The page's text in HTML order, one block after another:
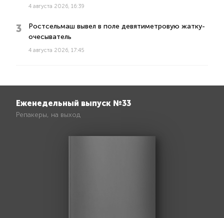
4 августа 2026, 16:39
Ростсельмаш вывел в поле девятиметровую жатку-
очесыватель
4 августа 2026, 17:45
Еженедельный выпуск №33
Репакеры, на выход